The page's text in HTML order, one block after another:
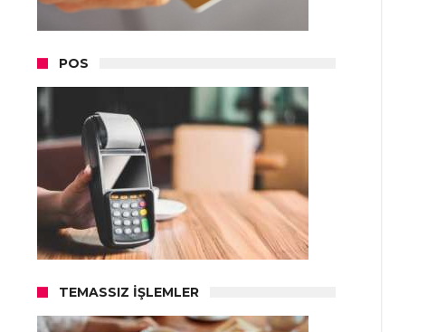
POS
TEMASSIZ İŞLEMLER